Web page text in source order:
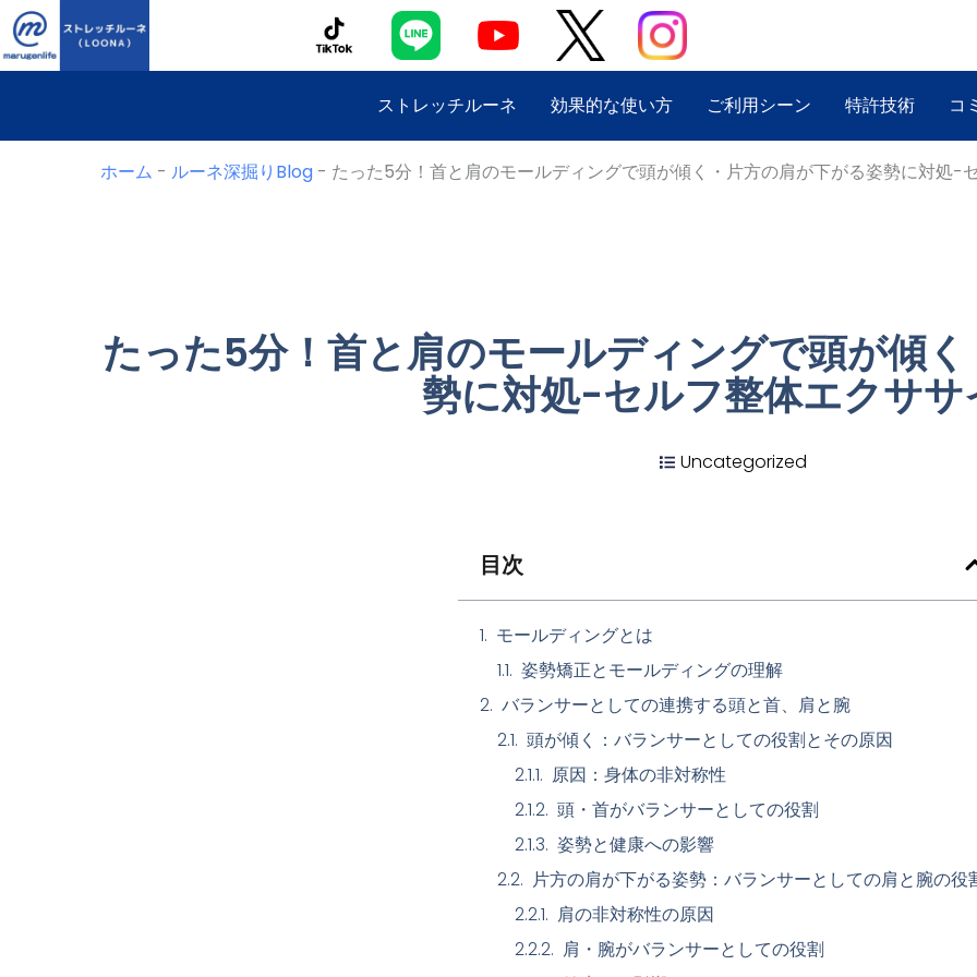
容
を
ッ
ストレッチルーネ 効果的な使い方 ご利用シーン 特許技術 コ
ホーム - ルーネ深掘りBlog - たった5分！首と肩のモールディングで頭が傾く・片方の肩が下がる姿勢に対処-
たった5分！首と肩のモールディングで頭が傾
勢に対処-セルフ整体エクササ
Uncategorized
目次
モールディングとは
姿勢矯正とモールディングの理解
バランサーとしての連携する頭と首、肩と腕
頭が傾く：バランサーとしての役割とその原因
原因：身体の非対称性
頭・首がバランサーとしての役割
姿勢と健康への影響
片方の肩が下がる姿勢：バランサーとしての肩と腕の役
肩の非対称性の原因
肩・腕がバランサーとしての役割